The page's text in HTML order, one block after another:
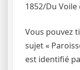
1852/Du Voile
Vous pouvez
sujet «
est identifié